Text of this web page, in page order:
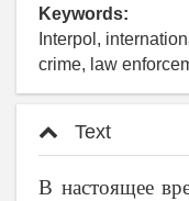
Keywords:
Interpol,
crime, law
Text
В настоящее